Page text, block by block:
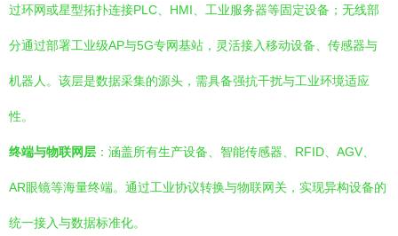
过环网或星型拓扑连接PLC、HMI、工业服务器等固定设备；无线部
分通过部署工业级AP与5G专网基站，灵活接入移动设备、传感器与
机器人。该层是数据采集的源头，需具备强抗干扰与工业环境适应
性。
终端与物联网层 ：涵盖所有生产设备、智能传感器、RFID、AGV、
AR眼镜等海量终端。通过工业协议转换与物联网关，实现异构设备的
统一接入与数据标准化。